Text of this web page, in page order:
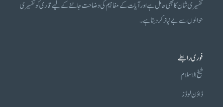
تفسیری شان کا بھی حامل ہے اور آیات کے مفاہیم کی وضاحت جاننے کے لیے قاری کو تفسیری
حوالوں سے بے نیاز کر دیتا ہے۔
فوری رابطے
شیخ الاسلام
ڈاؤن لوڈز